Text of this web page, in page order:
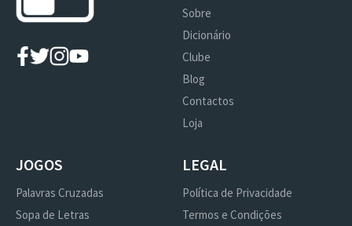
Sobre
Dicionário
Clube
Blog
Contactos
Loja
JOGOS
Palavras Cruzadas
Sopa de Letras
LEGAL
Política de Privacidade
Termos e Condições